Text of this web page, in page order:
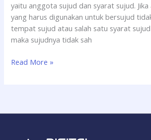
yaitu anggota sujud dan syarat sujud.
yang harus digunakan untuk bersujud
tempat sujud atau salah satu syarat
maka sujudnya tidak sah
Read More »